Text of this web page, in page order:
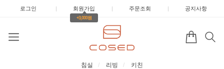
로그인 | 회원가입 |
+3,000원
주문조회 | 공지사항
침실 리빙 키친